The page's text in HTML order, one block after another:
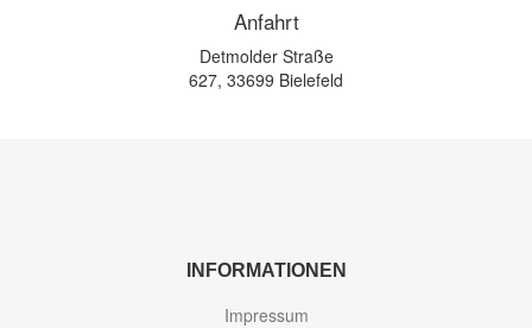
Anfahrt
Detmolder Straße
627, 33699 Bielefeld
INFORMATIONEN
Impressum